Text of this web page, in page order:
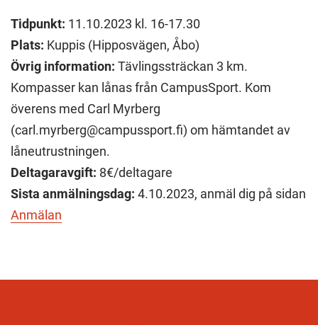
Tidpunkt: 11.10.2023 kl. 16-17.30
Plats: Kuppis (Hipposvägen, Åbo)
Övrig information: Tävlingssträckan 3 km.
Kompasser kan lånas från CampusSport. Kom
överens med Carl Myrberg
(carl.myrberg@campussport.fi) om hämtandet av
låneutrustningen.
Deltagaravgift: 8€/deltagare
Sista anmälningsdag: 4.10.2023, anmäl dig på sidan
Anmälan